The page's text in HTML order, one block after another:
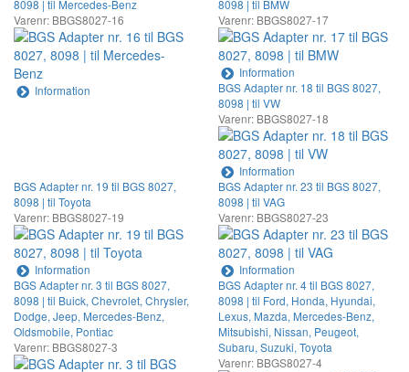
8098 | til Mercedes-Benz
Varenr: BBGS8027-16
Information
8098 | til BMW
Varenr: BBGS8027-17
Information
BGS Adapter nr. 18 til BGS 8027,
8098 | til VW
Varenr: BBGS8027-18
Information
BGS Adapter nr. 19 til BGS 8027,
8098 | til Toyota
Varenr: BBGS8027-19
Information
BGS Adapter nr. 23 til BGS 8027,
8098 | til VAG
Varenr: BBGS8027-23
Information
BGS Adapter nr. 3 til BGS 8027,
8098 | til Buick, Chevrolet, Chrysler,
Dodge, Jeep, Mercedes-Benz,
Oldsmobile, Pontiac
Varenr: BBGS8027-3
BGS Adapter nr. 4 til BGS 8027,
8098 | til Ford, Honda, Hyundai,
Lexus, Mazda, Mercedes-Benz,
Mitsubishi, Nissan, Peugeot,
Subaru, Suzuki, Toyota
Varenr: BBGS8027-4